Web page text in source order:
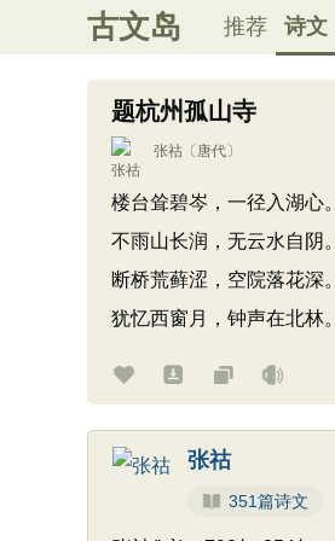
古文岛 推荐 诗文
题杭州孤山寺
张祜 〔唐代〕
楼台耸碧岑，一径入湖心。
不雨山长润，无云水自阴。
断桥荒藓涩，空院落花深。
犹忆西窗月，钟声在北林。
张祜
351篇诗文